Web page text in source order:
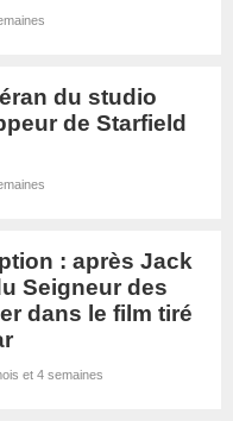
du studio
de Starfield
: après Jack
Seigneur des
dans le film tiré
et 4 semaines